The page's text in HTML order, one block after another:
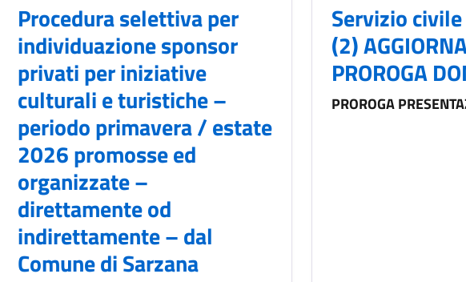
Procedura selettiva per
individuazione sponsor
privati per iniziative
culturali e turistiche –
periodo primavera / estate
2026 promosse ed
organizzate –
direttamente od
indirettamente – dal
Comune di Sarzana
Servizio
(2)
PROROGA
PROROGA